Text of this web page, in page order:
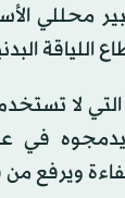
محللي
اللياقة
لا
يدمجوه في
ويرفع